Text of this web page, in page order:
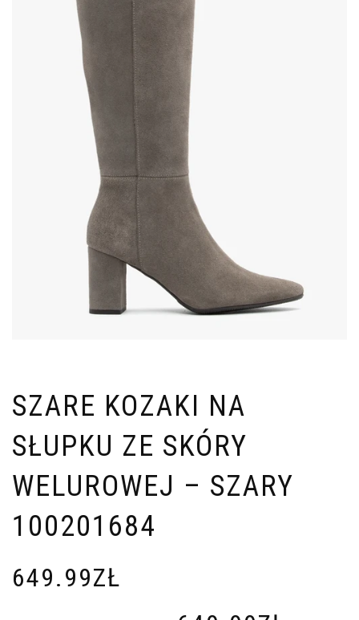
SZARE KOZAKI NA
SŁUPKU ZE SKÓRY
WELUROWEJ – SZARY
100201684
649.99ZŁ